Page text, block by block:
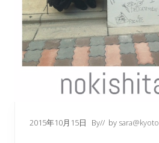
2015年10月15日 By// by sara@kyoto